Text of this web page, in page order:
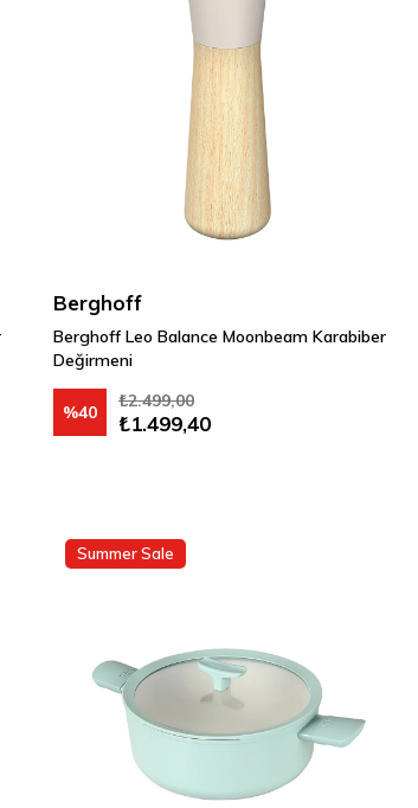
Berghoff
Berghoff Leo Balance Moonbeam Karabiber
Değirmeni
₺1.499,40
₺2.499,00
%40
Summer Sale